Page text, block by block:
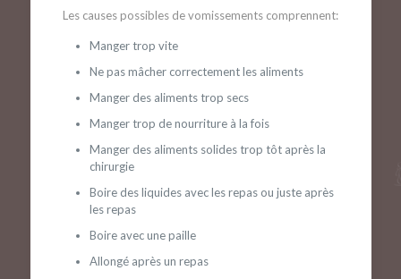
Les causes possibles de vomissements comprennent:
Manger trop vite
Ne pas mâcher correctement les aliments
Manger des aliments trop secs
Manger trop de nourriture à la fois
Manger des aliments solides trop tôt après la
chirurgie
Boire des liquides avec les repas ou juste après
les repas
Boire avec une paille
Allongé après un repas